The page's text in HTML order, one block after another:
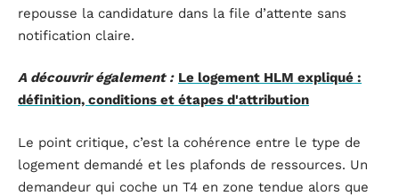
repousse la candidature dans la file d’attente sans
notification claire.
A découvrir également : Le logement HLM expliqué :
définition, conditions et étapes d'attribution
Le point critique, c’est la cohérence entre le type de
logement demandé et les plafonds de ressources. Un
demandeur qui coche un T4 en zone tendue alors que